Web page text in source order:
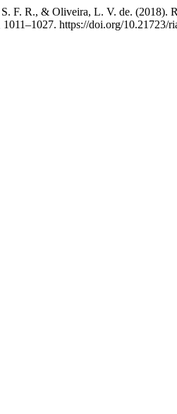
F. R., & Oliveira, L. V. de. (2018).
1011–1027. https://doi.org/10.21723/